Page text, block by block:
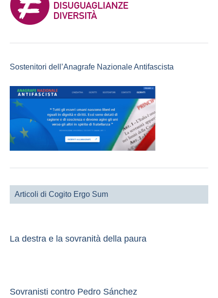
Sostenitori dell’Anagrafe Nazionale Antifascista
Articoli di Cogito Ergo Sum
La destra e la sovranità della paura
Sovranisti contro Pedro Sánchez